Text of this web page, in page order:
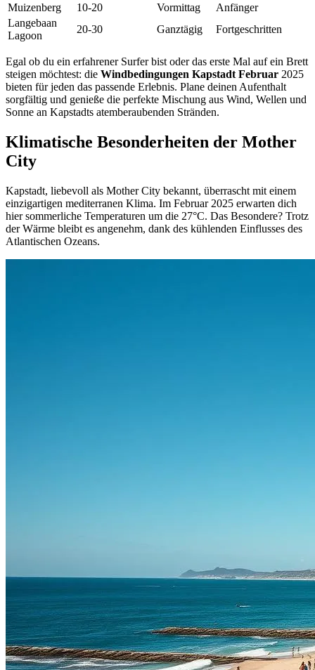
Muizenberg
10-20 Vormittag
Anfänger
Langebaan
Lagoon
20-30 Ganztägig Fortgeschritten
Egal ob du ein erfahrener Surfer bist oder das erste Mal auf ein Brett
steigen möchtest: die Windbedingungen Kapstadt Februar 2025
bieten für jeden das passende Erlebnis. Plane deinen Aufenthalt
sorgfältig und genieße die perfekte Mischung aus Wind, Wellen und
Sonne an Kapstadts atemberaubenden Stränden.
Klimatische Besonderheiten der Mother
City
Kapstadt, liebevoll als Mother City bekannt, überrascht mit einem
einzigartigen mediterranen Klima. Im Februar 2025 erwarten dich
hier sommerliche Temperaturen um die 27°C. Das Besondere? Trotz
der Wärme bleibt es angenehm, dank des kühlenden Einflusses des
Atlantischen Ozeans.